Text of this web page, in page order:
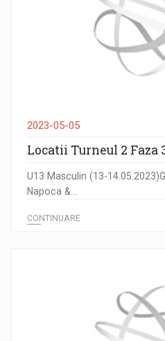
2023-05-05
Locatii Turneul 2 Faza
U13 Masculin (13-
Napoca &...
CONTINUARE